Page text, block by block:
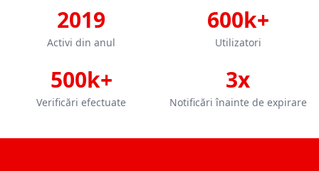
2019
Activi din anul
600k+
Utilizatori
500k+
Verificări efectuate
3x
Notificări înainte de expirare